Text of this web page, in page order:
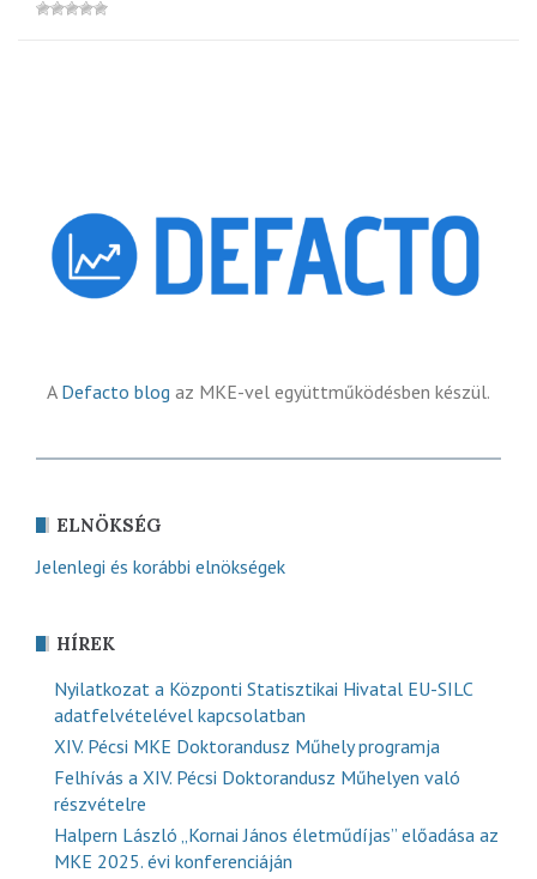
A Defacto blog az MKE-vel együttműködésben készül.
ELNÖKSÉG
Jelenlegi és korábbi elnökségek
HÍREK
Nyilatkozat a Központi Statisztikai Hivatal EU-SILC
adatfelvételével kapcsolatban
XIV. Pécsi MKE Doktorandusz Műhely programja
Felhívás a XIV. Pécsi Doktorandusz Műhelyen való
részvételre
Halpern László „Kornai János életműdíjas” előadása az
MKE 2025. évi konferenciáján